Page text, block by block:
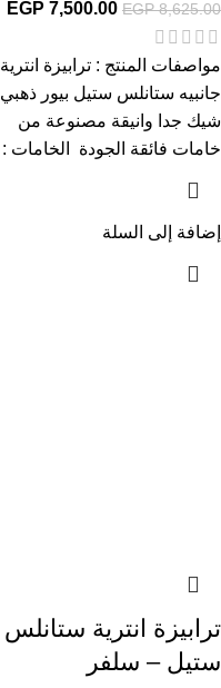
EGP8,625.00
EGP 7,500.00
مواصفات المنتج : ترابيزة انترية
جانبيه ستانلس ستيل بيور ذهبي
شيك جدا وانيقة مصنوعة من
خامات فائقة الجودة الخامات :
إضافة إلى السلة
ترابيزة انترية ستانلس
ستيل – سلفر